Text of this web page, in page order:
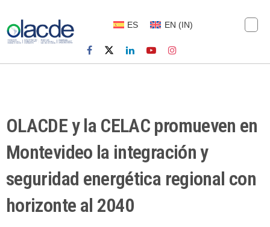
ES EN (IN)
OLACDE y la CELAC promueven en
Montevideo la integración y
seguridad energética regional con
horizonte al 2040